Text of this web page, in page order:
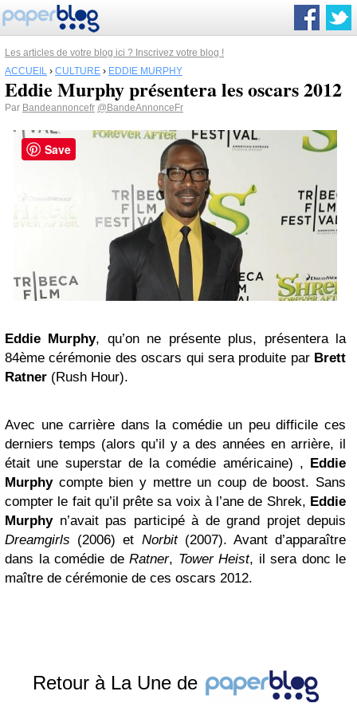
Les articles de votre blog ici ? Inscrivez votre blog !
ACCUEIL › CULTURE › EDDIE MURPHY
Eddie Murphy présentera les oscars 2012
Par Bandeannoncefr @BandeAnnonceFr
Eddie Murphy, qu’on ne présente plus, présentera la
84ème cérémonie des oscars qui sera produite par Brett
Ratner (Rush Hour).
Avec une carrière dans la comédie un peu difficile ces
derniers temps (alors qu’il y a des années en arrière, il
était une superstar de la comédie américaine) , Eddie
Murphycompte bien y mettre un coup de boost. Sans
compter le fait qu’il prête sa voix à l’ane de Shrek, Eddie
Murphyn’avait pas participé à de grand projet depuis
Dreamgirls (2006) et Norbit(2007). Avant d’apparaître
dans la comédie de Ratner, Tower Heist, il sera donc le
maître de cérémonie de ces oscars 2012.
Retour à La Une de
Save